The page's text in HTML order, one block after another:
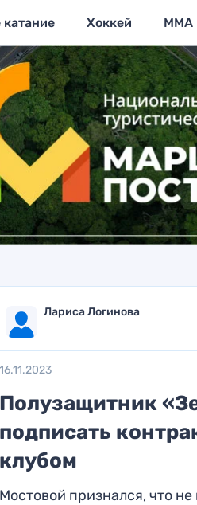
Хоккей MMA
Лариса Логинова
16.11.2023
Полузащитник
подписать
клубом
Мостовой признался, что